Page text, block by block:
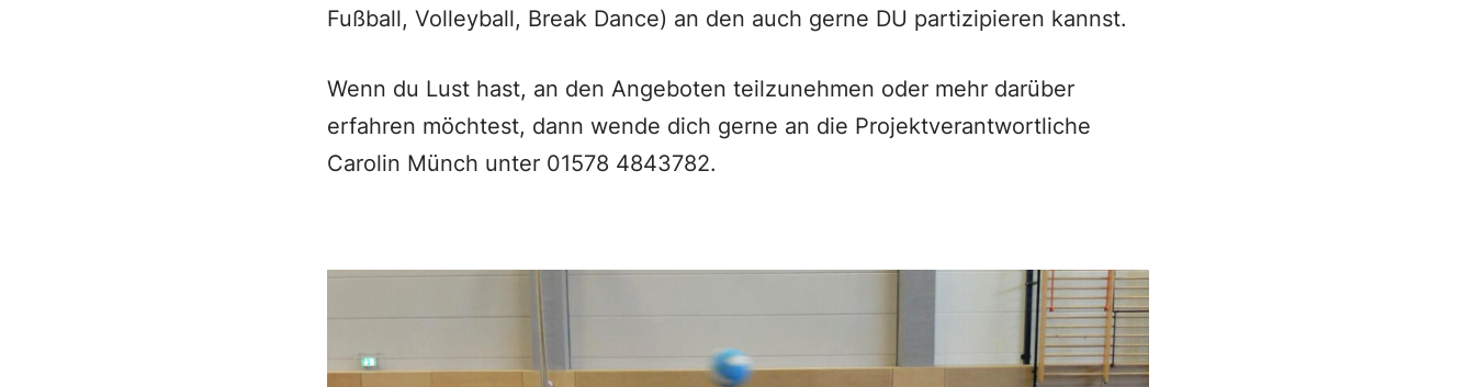
Fußball, Volleyball, Break Dance) an den auch gerne DU partizipieren kannst.
Wenn du Lust hast, an den Angeboten teilzunehmen oder mehr darüber
erfahren möchtest, dann wende dich gerne an die Projektverantwortliche
Carolin Münch unter 01578 4843782.